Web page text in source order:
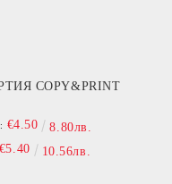
COPY&PRINT
€4.50 8.80лв.
€5.40 10.56лв.